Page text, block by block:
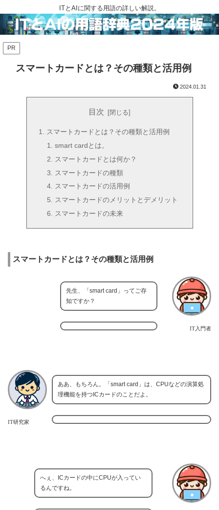
ITとAIに関する用語の詳しい解説。
PR
スマートカードとは？その種類と活用例
2024.01.31
目次
スマートカードとは？その種類と活用例
smart cardとは。
スマートカードとは何か？
スマートカードの種類
スマートカードの活用例
スマートカードのメリットとデメリット
スマートカードの未来
スマートカードとは？その種類と活用例
IT入門者
先生、「smart card」ってご存
知ですか？
IT研究家
ああ、もちろん。「smart card」は、CPUなどの演算処
理機能を持つICカードのことだよ。
へぇ、ICカードの中にCPUが入ってい
るんですね。